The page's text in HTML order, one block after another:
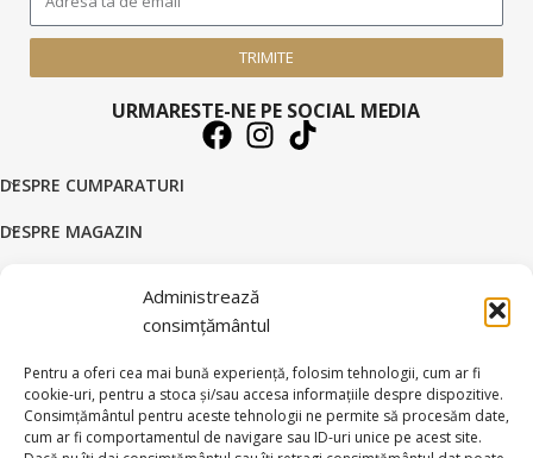
Administrează
consimțământul
Pentru a oferi cea mai bună experiență, folosim tehnologii, cum ar fi
cookie-uri, pentru a stoca și/sau accesa informațiile despre dispozitive.
Consimțământul pentru aceste tehnologii ne permite să procesăm date,
cum ar fi comportamentul de navigare sau ID-uri unice pe acest site.
TRIMITE
URMARESTE-NE PE SOCIAL MEDIA
DESPRE CUMPARATURI
DESPRE MAGAZIN
© 2026 BRATARI AUR - HANDMADE GOLD SILVER S.R.L.
Toate drepturile rezervate.